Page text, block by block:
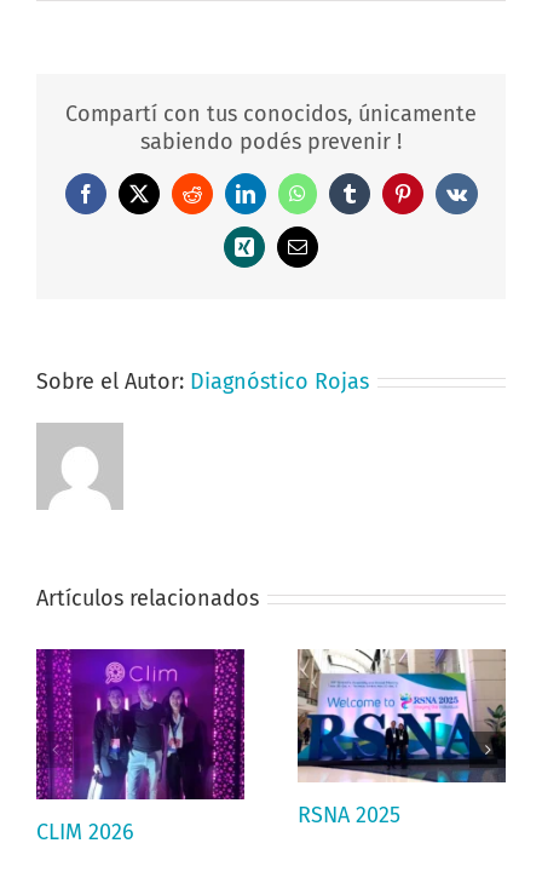
Compartí con tus conocidos, únicamente
sabiendo podés prevenir !
Facebook
X RedditLinkedInWhatsAppTumblrPinterestVk
Xing
Correo
electrónico
Sobre el Autor: Diagnóstico Rojas
Artículos relacionados
CLIM 2026
RSNA 2025